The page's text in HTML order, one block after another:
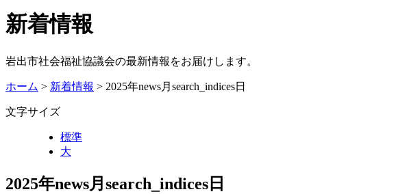
新着情報
岩出市社会福祉協議会の最新情報をお届けします。
ホーム > 新着情報 > 2025年news月search_indices日
文字サイズ
標準
大
2025年news月search_indices日